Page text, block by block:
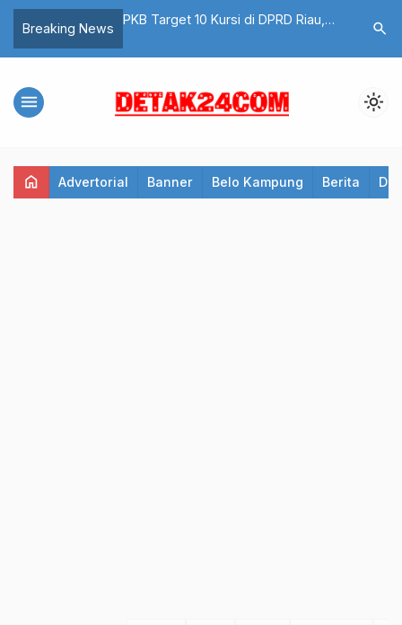
Breaking News
Terbaru Alokasi
PKB Target 10 Kursi di DPRD Riau,
search
menu light_mode
home Advertorial Banner Belo Kampung Berita